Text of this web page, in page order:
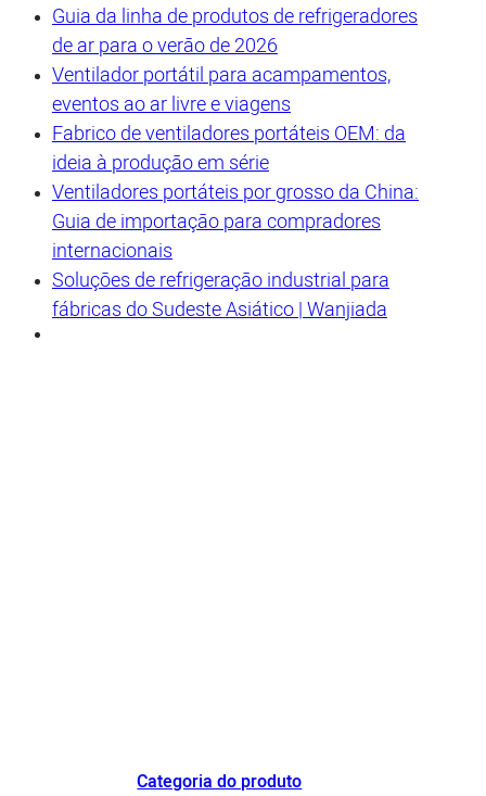
Guia da linha de produtos de refrigeradores
de ar para o verão de 2026
Ventilador portátil para acampamentos,
eventos ao ar livre e viagens
Fabrico de ventiladores portáteis OEM: da
ideia à produção em série
Ventiladores portáteis por grosso da China:
Guia de importação para compradores
internacionais
Soluções de refrigeração industrial para
fábricas do Sudeste Asiático | Wanjiada
Categoria do produto